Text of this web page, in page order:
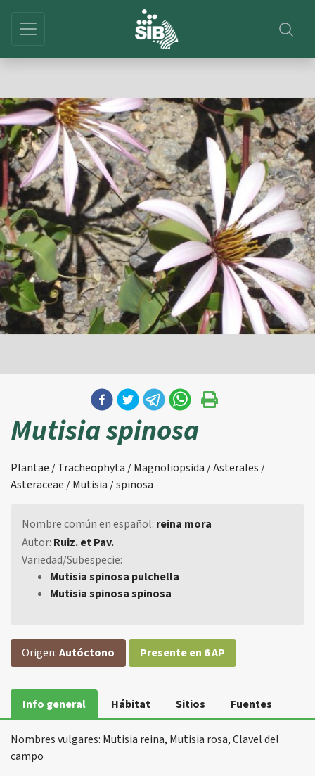
Mutisia spinosa
Plantae / Tracheophyta / Magnoliopsida / Asterales /
Asteraceae / Mutisia / spinosa
Nombre común en español: reina mora
Autor: Ruiz. et Pav.
Variedad/Subespecie:
Mutisia spinosa pulchella
Mutisia spinosa spinosa
Origen:Autóctono Presente en 6 AP
Info general Hábitat Sitios Fuentes
Nombres vulgares: Mutisia reina, Mutisia rosa, Clavel del
campo